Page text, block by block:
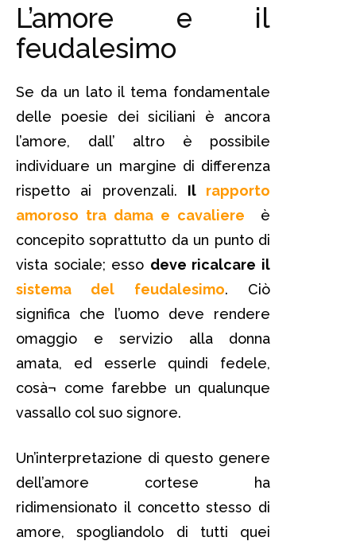
L’amore e il
feudalesimo
Se da un lato il tema fondamentale
delle poesie dei siciliani è ancora
l’amore, dall’ altro è possibile
individuare un margine di differenza
rispetto ai provenzali. Il rapporto
amoroso tra dama e cavaliere è
concepito soprattutto da un punto di
vista sociale; esso deve ricalcare il
sistema del feudalesimo. Ciò
significa che l’uomo deve rendere
omaggio e servizio alla donna
amata, ed esserle quindi fedele,
cosà¬ come farebbe un qualunque
vassallo col suo signore.
Un’interpretazione di questo genere
dell’amore cortese ha
ridimensionato il concetto stesso di
amore, spogliandolo di tutti quei